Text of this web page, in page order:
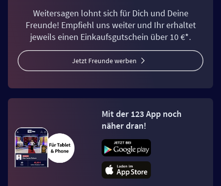
Weitersagen lohnt sich für Dich und Deine
Freunde! Empfiehl uns weiter und Ihr erhaltet
jeweils einen Einkaufsgutschein über 10 €*.
Jetzt Freunde werben
Mit der 123 App noch
näher dran!